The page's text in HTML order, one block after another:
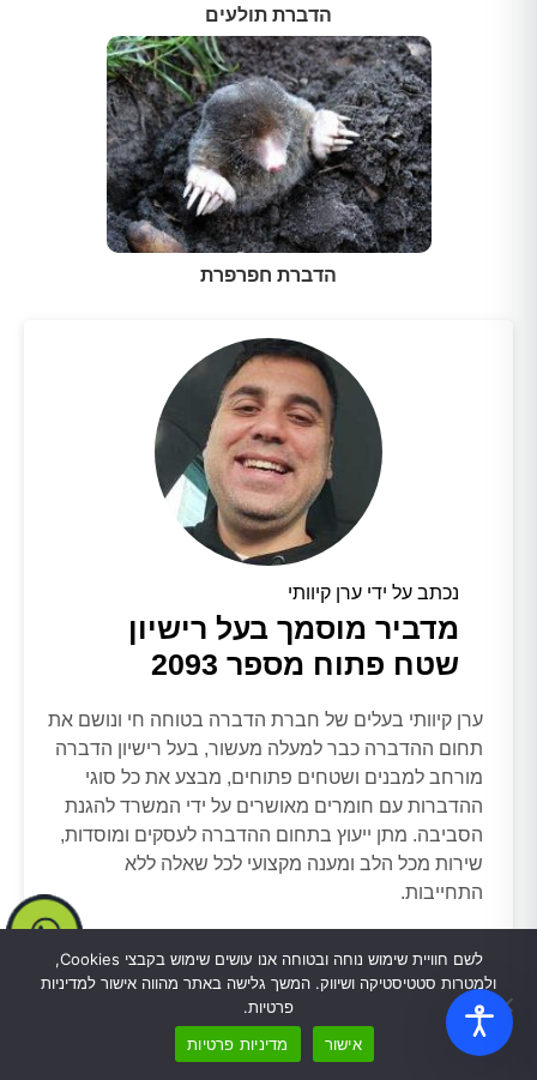
הדברת תולעים
הדברת חפרפרת
נכתב על ידי ערן קיוותי
מדביר מוסמך בעל רישיון
שטח פתוח מספר 2093
ערן קיוותי בעלים של חברת הדברה בטוחה חי ונושם את
תחום ההדברה כבר למעלה מעשור, בעל רישיון הדברה
מורחב למבנים ושטחים פתוחים, מבצע את כל סוגי
ההדברות עם חומרים מאושרים על ידי המשרד להגנת
הסביבה. מתן ייעוץ בתחום ההדברה לעסקים ומוסדות,
שירות מכל הלב ומענה מקצועי לכל שאלה ללא
התחייבות.
לשם חוויית שימוש נוחה ובטוחה אנו עושים שימוש בקבצי Cookies,
ולמטרות סטטיסטיקה ושיווק. המשך גלישה באתר מהווה אישור למדיניות
פרטיות.
אישור
מדיניות פרטיות